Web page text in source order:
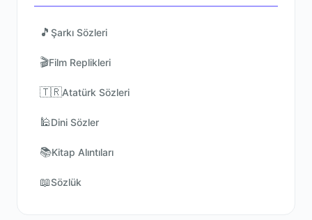
🎵 Şarkı Sözleri
🎬Film Replikleri
🇹🇷Atatürk Sözleri
🕌Dini Sözler
📚Kitap Alıntıları
📖Sözlük